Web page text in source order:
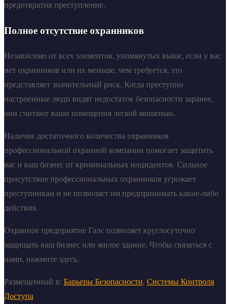
предотвратив преступление.
Полное отсутствие охранников
Независимо от всех элементов, упомянутых выше, если у вас
нет охранников или их меньше, чем требуется, это
представляет значительный риск. Когда преступно
настроенные люди видят недостаток безопасности заранее,
они считают ваши помещения легкой мишенью.
Наличие достаточного количества охранников
профессиональной охранной компании помогает защитить
вас и ваш бизнес от криминальных инцидентов. Сильное
присутствие профессиональных охранников угрожает
преступникам и не позволяет им предпринимать какие-либо
действия.
Охранное предприятие Галс позволяет круглосуточно
защищать ваш бизнес или жилое здание. Чтобы связаться с
нами, нажмите здесь.
Размещенный в: Барьеры Безопасности, Системы Контроля
Доступа